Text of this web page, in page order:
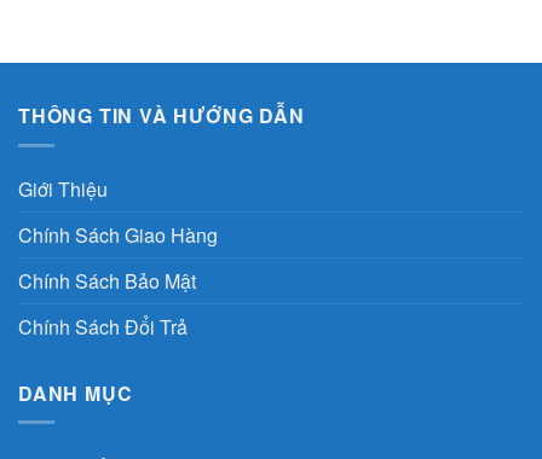
THÔNG TIN VÀ HƯỚNG DẪN
Giới Thiệu
Chính Sách Giao Hàng
Chính Sách Bảo Mật
Chính Sách Đổi Trả
DANH MỤC